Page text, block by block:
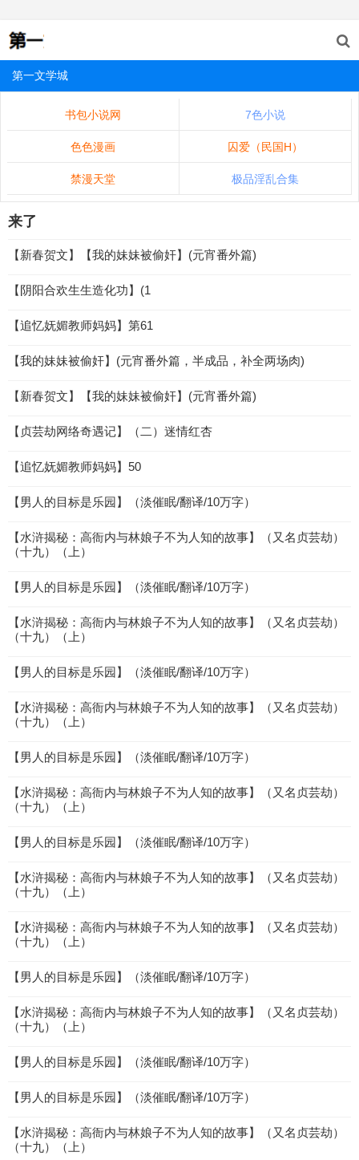
第一文学城
书包小说网 7色小说
色色漫画 囚爱（民国H）
禁漫天堂 极品淫乱合集
来了
【新春贺文】【我的妹妹被偷奸】(元宵番外篇)
【阴阳合欢生生造化功】(1
【追忆妩媚教师妈妈】第61
【我的妹妹被偷奸】(元宵番外篇，半成品，补全两场肉)
【新春贺文】【我的妹妹被偷奸】(元宵番外篇)
【贞芸劫网络奇遇记】（二）迷情红杏
【追忆妩媚教师妈妈】50
【男人的目标是乐园】（淡催眠/翻译/10万字）
【水浒揭秘：高衙内与林娘子不为人知的故事】（又名贞芸劫）
（十九）（上）
【男人的目标是乐园】（淡催眠/翻译/10万字）
【水浒揭秘：高衙内与林娘子不为人知的故事】（又名贞芸劫）
（十九）（上）
【男人的目标是乐园】（淡催眠/翻译/10万字）
【水浒揭秘：高衙内与林娘子不为人知的故事】（又名贞芸劫）
（十九）（上）
【男人的目标是乐园】（淡催眠/翻译/10万字）
【水浒揭秘：高衙内与林娘子不为人知的故事】（又名贞芸劫）
（十九）（上）
【男人的目标是乐园】（淡催眠/翻译/10万字）
【水浒揭秘：高衙内与林娘子不为人知的故事】（又名贞芸劫）
（十九）（上）
【水浒揭秘：高衙内与林娘子不为人知的故事】（又名贞芸劫）
（十九）（上）
【男人的目标是乐园】（淡催眠/翻译/10万字）
【水浒揭秘：高衙内与林娘子不为人知的故事】（又名贞芸劫）
（十九）（上）
【男人的目标是乐园】（淡催眠/翻译/10万字）
【男人的目标是乐园】（淡催眠/翻译/10万字）
【水浒揭秘：高衙内与林娘子不为人知的故事】（又名贞芸劫）
（十九）（上）